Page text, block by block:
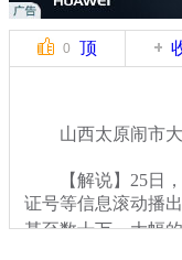
0 顶
山西太原闹市大
【解说】25日，
证号等信息滚动播
甚至数十万，大幅